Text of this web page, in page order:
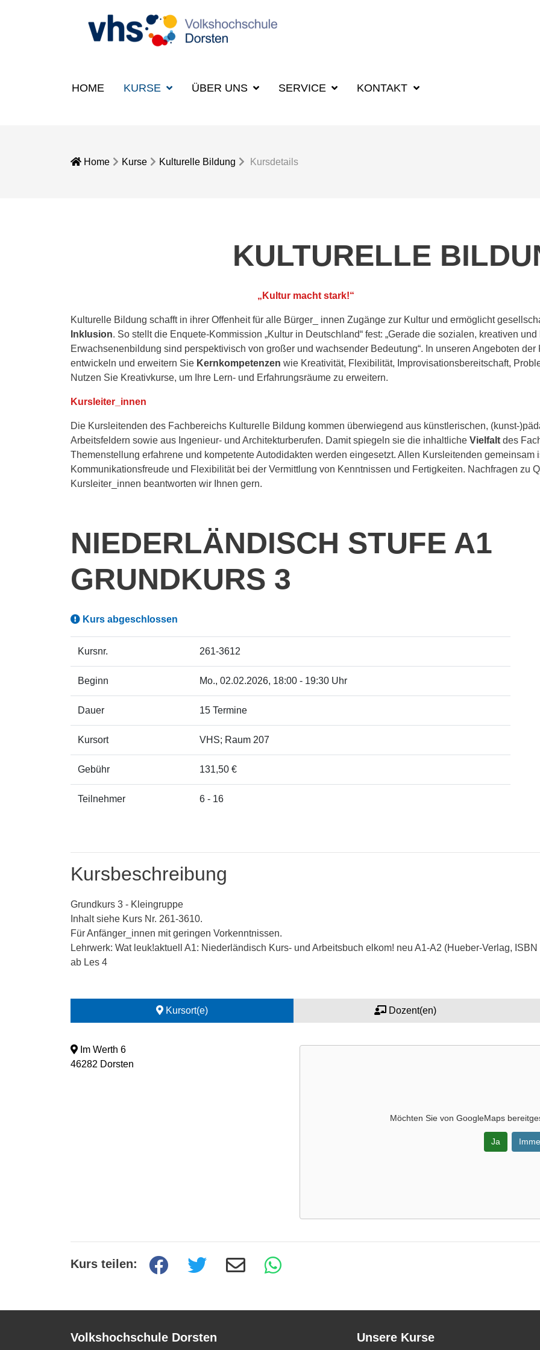
HOME KURSE ÜBER UNS SERVICE KONTAKT
Home Kurse Kulturelle Bildung Kursdetails
KULTURELLE
„Kultur macht stark!“
Kulturelle Bildung schafft in ihrer Offenheit für alle Bürger_ innen Zugänge zur Kultur und ermöglicht
Inklusion. So stellt die Enquete-Kommission „Kultur in Deutschland“ fest: „Gerade die sozialen, kreativen
Erwachsenenbildung sind perspektivisch von großer und wachsender Bedeutung“. In unseren Angeboten
entwickeln und erweitern Sie Kernkompetenzen wie Kreativität, Flexibilität, Improvisationsbereitschaft,
Nutzen Sie Kreativkurse, um Ihre Lern- und Erfahrungsräume zu erweitern.
Kursleiter_innen
Die Kursleitenden des Fachbereichs Kulturelle Bildung kommen überwiegend aus künstlerischen, (kunst-
Arbeitsfeldern sowie aus Ingenieur- und Architekturberufen. Damit spiegeln sie die inhaltliche Vielfalt des
Themenstellung erfahrene und kompetente Autodidakten werden eingesetzt. Allen Kursleitenden gemeinsam
Kommunikationsfreude und Flexibilität bei der Vermittlung von Kenntnissen und Fertigkeiten. Nachfragen zu
Kursleiter_innen beantworten wir Ihnen gern.
NIEDERLÄNDISCH STUFE A1
GRUNDKURS 3
Kurs abgeschlossen
Kursnr. 261-3612
Beginn Mo., 02.02.2026, 18:00 - 19:30 Uhr
Dauer 15 Termine
Kursort VHS; Raum 207
Gebühr 131,50 €
Teilnehmer 6 - 16
Kursbeschreibung
Grundkurs 3 - Kleingruppe
Inhalt siehe Kurs Nr. 261-3610.
Für Anfänger_innen mit geringen Vorkenntnissen.
Lehrwerk: Wat leuk!aktuell A1: Niederländisch Kurs- und Arbeitsbuch elkom! neu A1-A2 (Hueber-Verlag,
ab Les 4
Kursort(e) Dozent(en)
Im Werth 6
46282 Dorsten
Möchten Sie von GoogleMaps
Ja
Kurs teilen:
Volkshochschule Dorsten Unsere Kurse